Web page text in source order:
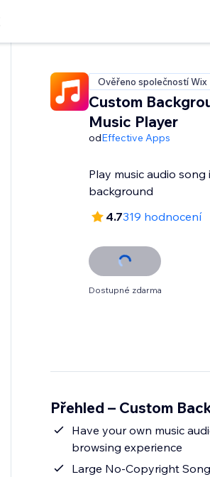
Ověřeno společností Wix
Custom
Music Player
odEffective Apps
Play music audio song
background
4.7319 hodnocení
Dostupné zdarma
Přehled – Custom
Have your own music
browsing experience
Large No-Copyright